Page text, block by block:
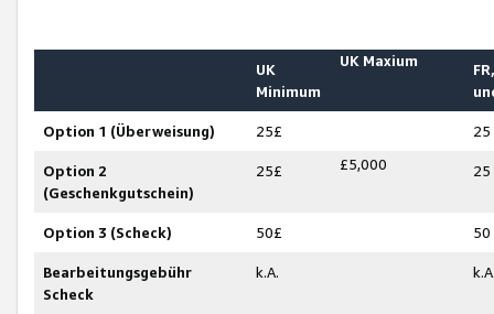
UK
Minimum
UK Maxium
Option 1 (Überweisung) 25£ 25
Option 2
(Geschenkgutschein)
25£ £5,000 25
Option 3 (Scheck) 50£ 50
Bearbeitungsgebühr
Scheck
k.A.